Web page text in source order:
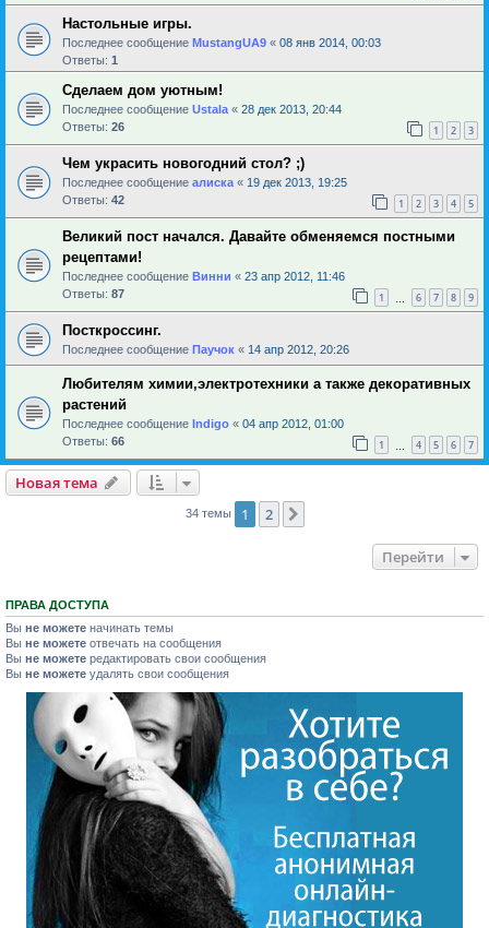
Настольные игры.
Последнее сообщение MustangUA9 « 08 янв 2014, 00:03
Ответы: 1
Сделаем дом уютным!
Последнее сообщение Ustala « 28 дек 2013, 20:44
Ответы: 26 1 2 3
Чем украсить новогодний стол? ;)
Последнее сообщение алиска « 19 дек 2013, 19:25
Ответы: 42 1 2 3 4 5
Великий пост начался. Давайте обменяемся постными
рецептами!
Последнее сообщение Винни « 23 апр 2012, 11:46
Ответы: 87 1 6 7 8 9
Посткроссинг.
Последнее сообщение Паучок « 14 апр 2012, 20:26
Любителям химии,электротехники а также декоративных
растений
Последнее сообщение Indigo « 04 апр 2012, 01:00
Ответы: 66 1 4 5 6 7
Новая тема
34 темы 1 2
Перейти
ПРАВА ДОСТУПА
Вы не можете начинать темы
Вы не можете отвечать на сообщения
Вы не можете редактировать свои сообщения
Вы не можете удалять свои сообщения